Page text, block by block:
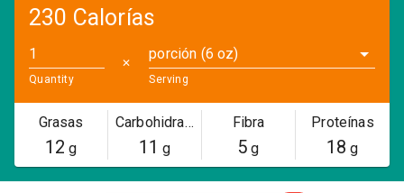
230 Calorías
Quantity
✕
porción (6 oz)
Serving
Grasas
12 g
Carbohidratos
11 g
Fibra
5 g
Proteínas
18 g